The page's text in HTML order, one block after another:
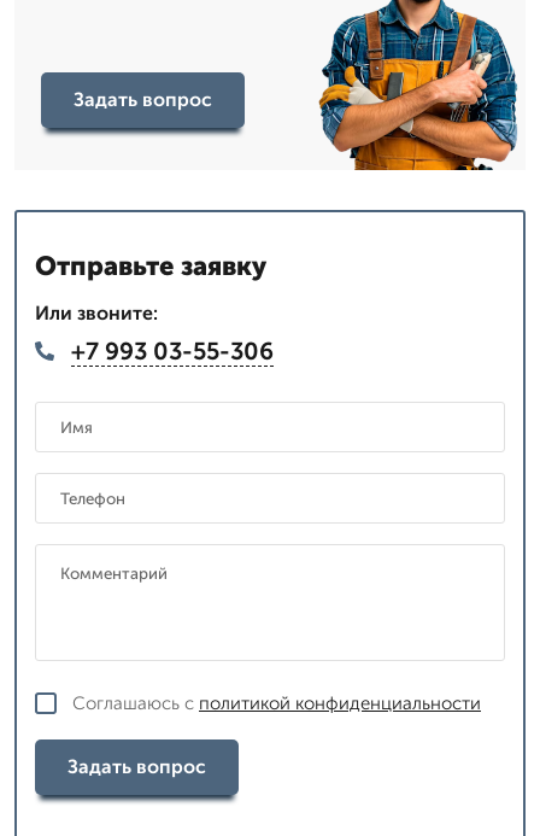
Задать вопрос
Отправьте заявку
Или звоните:
+7 993 03-55-306
Соглашаюсь с политикой конфиденциальности
Задать вопрос